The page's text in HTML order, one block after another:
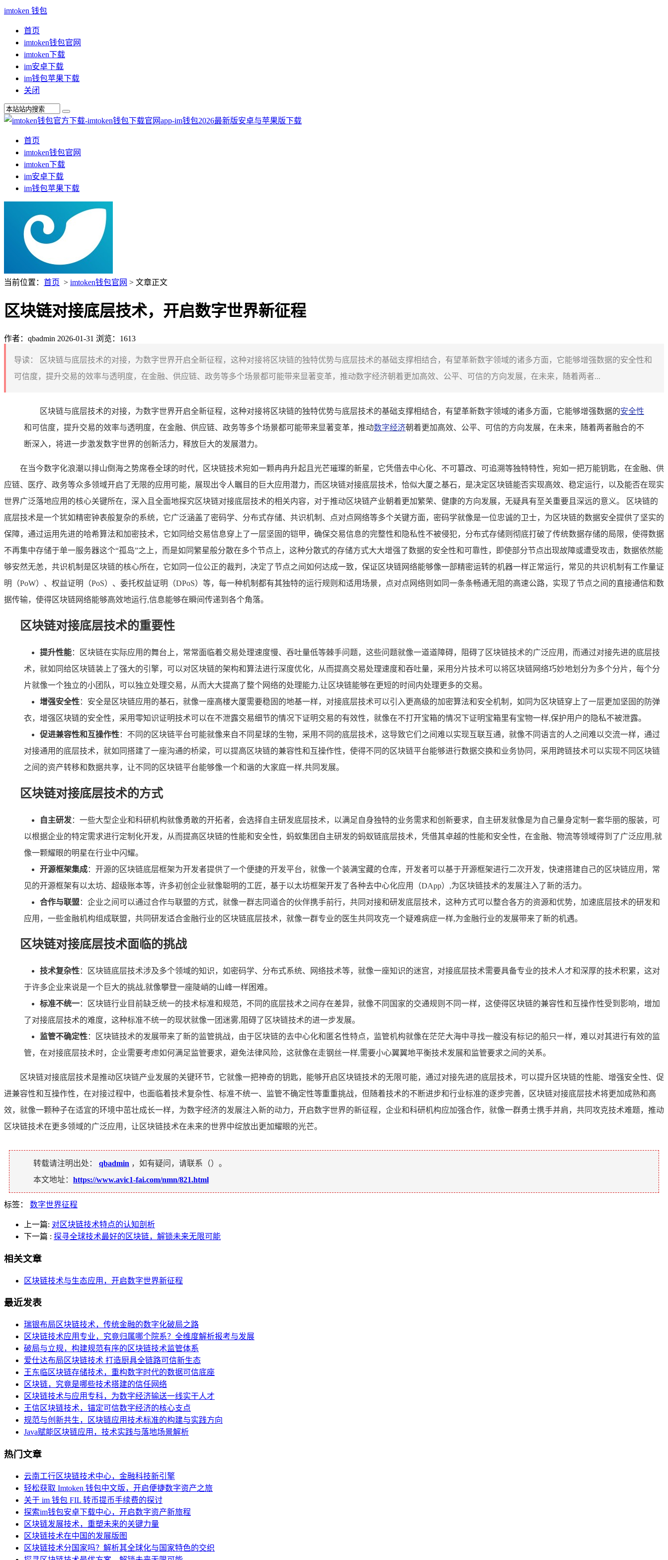
imtoken 钱包
首页
imtoken钱包官网
imtoken下载
im安卓下载
im钱包苹果下载
关闭
首页
imtoken钱包官网
imtoken下载
im安卓下载
im钱包苹果下载
当前位置： 首页 > imtoken钱包官网 > 文章正文
区块链对接底层技术，开启数字世界新征程
作者：qbadmin 2026-01-31 浏览：1613
导读：
区块链与底层技术的对接，为数字世界开启全新征程，这种对接将区块链的独特优势与底层技术的基础支撑相结合，有望革新数字领域的诸多方面，它能够增强数据的安全性和
可信度，提升交易的效率与透明度，在金融、供应链、政务等多个场景都可能带来显著变革，推动数字经济朝着更加高效、公平、可信的方向发展，在未来，随着两者...
区块链与底层技术的对接，为数字世界开启全新征程，这种对接将区块链的独特优势与底层技术的基础支撑相结合，有望革新数字领域的诸多方面，它能够增强数据的安全性
和可信度，提升交易的效率与透明度，在金融、供应链、政务等多个场景都可能带来显著变革，推动数字经济朝着更加高效、公平、可信的方向发展，在未来，随着两者融合的不
断深入，将进一步激发数字世界的创新活力，释放巨大的发展潜力。
在当今数字化浪潮以排山倒海之势席卷全球的时代，区块链技术宛如一颗冉冉升起且光芒璀璨的新星，它凭借去中心化、不可篡改、可追溯等独特特性，宛如一把万能钥匙，在金融、供
应链、医疗、政务等众多领域开启了无限的应用可能，展现出令人瞩目的巨大应用潜力，而区块链对接底层技术，恰似大厦之基石，是决定区块链能否实现高效、稳定运行，以及能否在现实
世界广泛落地应用的核心关键所在，深入且全面地探究区块链对接底层技术的相关内容，对于推动区块链产业朝着更加繁荣、健康的方向发展，无疑具有至关重要且深远的意义。 区块链的
底层技术是一个犹如精密钟表般复杂的系统，它广泛涵盖了密码学、分布式存储、共识机制、点对点网络等多个关键方面，密码学就像是一位忠诚的卫士，为区块链的数据安全提供了坚实的
保障，通过运用先进的哈希算法和加密技术，它如同给交易信息穿上了一层坚固的铠甲，确保交易信息的完整性和隐私性不被侵犯，分布式存储则彻底打破了传统数据存储的局限，使得数据
不再集中存储于单一服务器这个“孤岛”之上，而是如同繁星般分散在多个节点上，这种分散式的存储方式大大增强了数据的安全性和可靠性，即使部分节点出现故障或遭受攻击，数据依然能
够安然无恙，共识机制是区块链的核心所在，它如同一位公正的裁判，决定了节点之间如何达成一致，保证区块链网络能够像一部精密运转的机器一样正常运行，常见的共识机制有工作量证
明（PoW）、权益证明（PoS）、委托权益证明（DPoS）等，每一种机制都有其独特的运行规则和适用场景，点对点网络则如同一条条畅通无阻的高速公路，实现了节点之间的直接通信和数
据传输，使得区块链网络能够高效地运行,信息能够在瞬间传递到各个角落。
区块链对接底层技术的重要性
提升性能：区块链在实际应用的舞台上，常常面临着交易处理速度慢、吞吐量低等棘手问题，这些问题就像一道道障碍，阻碍了区块链技术的广泛应用，而通过对接先进的底层技
术，就如同给区块链装上了强大的引擎，可以对区块链的架构和算法进行深度优化，从而提高交易处理速度和吞吐量，采用分片技术可以将区块链网络巧妙地划分为多个分片，每个分
片就像一个独立的小团队，可以独立处理交易，从而大大提高了整个网络的处理能力,让区块链能够在更短的时间内处理更多的交易。
增强安全性：安全是区块链应用的基石，就像一座高楼大厦需要稳固的地基一样，对接底层技术可以引入更高级的加密算法和安全机制，如同为区块链穿上了一层更加坚固的防弹
衣，增强区块链的安全性，采用零知识证明技术可以在不泄露交易细节的情况下证明交易的有效性，就像在不打开宝箱的情况下证明宝箱里有宝物一样,保护用户的隐私不被泄露。
促进兼容性和互操作性：不同的区块链平台可能就像来自不同星球的生物，采用不同的底层技术，这导致它们之间难以实现互联互通，就像不同语言的人之间难以交流一样，通过
对接通用的底层技术，就如同搭建了一座沟通的桥梁，可以提高区块链的兼容性和互操作性，使得不同的区块链平台能够进行数据交换和业务协同，采用跨链技术可以实现不同区块链
之间的资产转移和数据共享，让不同的区块链平台能够像一个和谐的大家庭一样,共同发展。
区块链对接底层技术的方式
自主研发：一些大型企业和科研机构就像勇敢的开拓者，会选择自主研发底层技术，以满足自身独特的业务需求和创新要求，自主研发就像是为自己量身定制一套华丽的服装，可
以根据企业的特定需求进行定制化开发，从而提高区块链的性能和安全性，蚂蚁集团自主研发的蚂蚁链底层技术，凭借其卓越的性能和安全性，在金融、物流等领域得到了广泛应用,就
像一颗耀眼的明星在行业中闪耀。
开源框架集成：开源的区块链底层框架为开发者提供了一个便捷的开发平台，就像一个装满宝藏的仓库，开发者可以基于开源框架进行二次开发，快速搭建自己的区块链应用，常
见的开源框架有以太坊、超级账本等，许多初创企业就像聪明的工匠，基于以太坊框架开发了各种去中心化应用（DApp）,为区块链技术的发展注入了新的活力。
合作与联盟 ：企业之间可以通过合作与联盟的方式，就像一群志同道合的伙伴携手前行，共同对接和研发底层技术，这种方式可以整合各方的资源和优势，加速底层技术的研发和
应用，一些金融机构组成联盟，共同研发适合金融行业的区块链底层技术，就像一群专业的医生共同攻克一个疑难病症一样,为金融行业的发展带来了新的机遇。
区块链对接底层技术面临的挑战
技术复杂性：区块链底层技术涉及多个领域的知识，如密码学、分布式系统、网络技术等，就像一座知识的迷宫，对接底层技术需要具备专业的技术人才和深厚的技术积累，这对
于许多企业来说是一个巨大的挑战,就像攀登一座陡峭的山峰一样困难。
标准不统一：区块链行业目前缺乏统一的技术标准和规范，不同的底层技术之间存在差异，就像不同国家的交通规则不同一样，这使得区块链的兼容性和互操作性受到影响，增加
了对接底层技术的难度，这种标准不统一的现状就像一团迷雾,阻碍了区块链技术的进一步发展。
监管不确定性：区块链技术的发展带来了新的监管挑战，由于区块链的去中心化和匿名性特点，监管机构就像在茫茫大海中寻找一艘没有标记的船只一样，难以对其进行有效的监
管，在对接底层技术时，企业需要考虑如何满足监管要求，避免法律风险，这就像在走钢丝一样,需要小心翼翼地平衡技术发展和监管要求之间的关系。
区块链对接底层技术是推动区块链产业发展的关键环节，它就像一把神奇的钥匙，能够开启区块链技术的无限可能，通过对接先进的底层技术，可以提升区块链的性能、增强安全性、促
进兼容性和互操作性，在对接过程中，也面临着技术复杂性、标准不统一、监管不确定性等重重挑战，但随着技术的不断进步和行业标准的逐步完善，区块链对接底层技术将更加成熟和高
效，就像一颗种子在适宜的环境中茁壮成长一样，为数字经济的发展注入新的动力，开启数字世界的新征程，企业和科研机构应加强合作，就像一群勇士携手并肩，共同攻克技术难题，推动
区块链技术在更多领域的广泛应用，让区块链技术在未来的世界中绽放出更加耀眼的光芒。
转载请注明出处： qbadmin ，如有疑问，请联系（）。
本文地址： https://www.avic1-fai.com/nmn/821.html
标签： 数字世界征程
上一篇: 对区块链技术特点的认知剖析
下一篇 : 探寻全球技术最好的区块链，解锁未来无限可能
相关文章
区块链技术与生态应用，开启数字世界新征程
最近发表
瑞银布局区块链技术，传统金融的数字化破局之路
区块链技术应用专业，究竟归属哪个院系？全维度解析报考与发展
破局与立规，构建规范有序的区块链技术监管体系
爱仕达布局区块链技术 打造厨具全链路可信新生态
王东临区块链存储技术，重构数字时代的数据可信底座
区块链，究竟是哪些技术搭建的信任网络
区块链技术与应用专科，为数字经济输送一线实干人才
王信区块链技术，锚定可信数字经济的核心支点
规范与创新共生，区块链应用技术标准的构建与实践方向
Java赋能区块链应用，技术实践与落地场景解析
热门文章
云南工行区块链技术中心，金融科技新引擎
轻松获取 Imtoken 钱包中文版，开启便捷数字资产之旅
关于 im 钱包 FIL 转币提币手续费的探讨
探索im钱包安卓下载中心，开启数字资产新旅程
区块链发展技术，重塑未来的关键力量
区块链技术在中国的发展版图
区块链技术分国家吗？解析其全球化与国家特色的交织